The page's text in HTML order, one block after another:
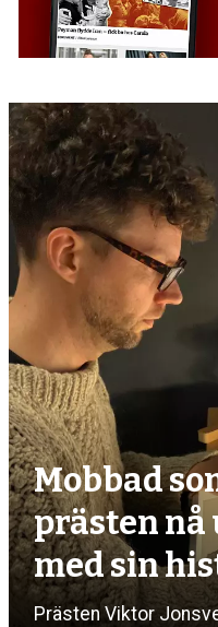
Mobbad
prästen
med sin
Prästen Viktor